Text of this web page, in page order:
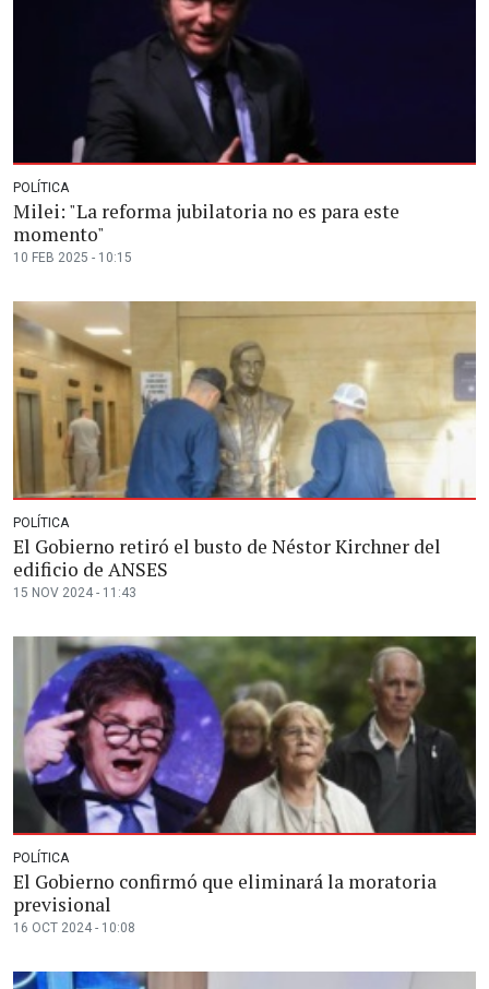
POLÍTICA
Milei: "La reforma jubilatoria no es para este
momento"
10 FEB 2025 - 10:15
POLÍTICA
El Gobierno retiró el busto de Néstor Kirchner del
edificio de ANSES
15 NOV 2024 - 11:43
POLÍTICA
El Gobierno confirmó que eliminará la moratoria
previsional
16 OCT 2024 - 10:08